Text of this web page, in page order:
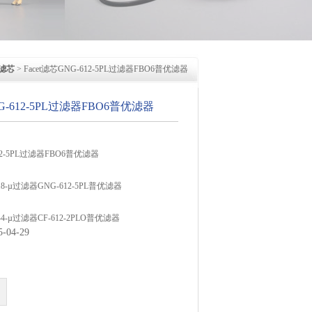
芯 > Facet滤芯GNG-612-5PL过滤器FBO6普优滤器
612-5PL过滤器FBO6普优滤器
5PL过滤器FBO6普优滤器
µ过滤器GNG-612-5PL普优滤器
µ过滤器CF-612-2PLO普优滤器
04-29